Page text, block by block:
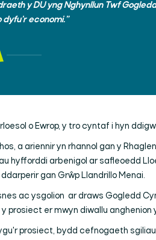
y DU yng Nghynllun Twf
economi.”
o Ewrop, y tro cyntaf i hyn
a ariennir yn rhannol gan y
hyfforddi arbenigol ar safleoedd
gan Grŵp Llandrillo Menai.
ac ysgolion ar draws Gogledd
er mwyn diwallu
prosiect, bydd cefnogaeth